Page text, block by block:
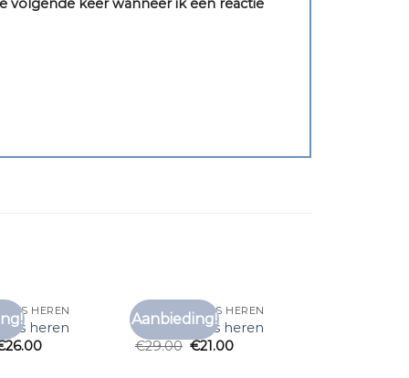
volgende keer wanneer ik een reactie
Toevoegen
aan
HEREN
heren
26.00
Aanbieding!
Toevoegen
aan
DIKKE T SHIRTS HEREN
dikke t shirts heren
€29.00 €21.00